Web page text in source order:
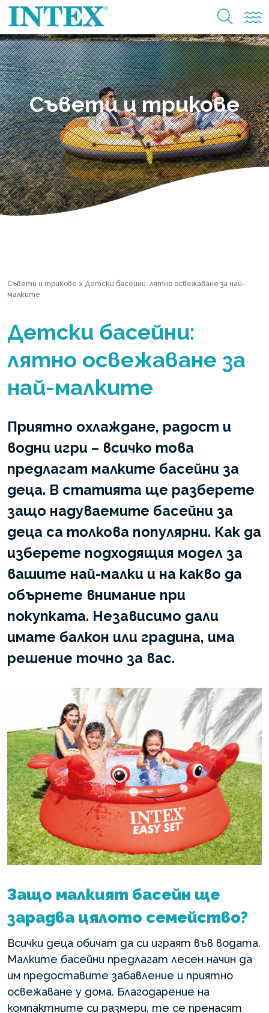
Съвети и трикове
Съвети и трикове > Детски басейни: лятно освежаване за най-
малките
Детски басейни:
лятно освежаване за
най-малките
Приятно охлаждане, радост и
водни игри – всичко това
предлагат малките басейни за
деца. В статията ще разберете
защо надуваемите басейни за
деца са толкова популярни. Как да
изберете подходящия модел за
вашите най-малки и на какво да
обърнете внимание при
покупката. Независимо дали
имате балкон или градина, има
решение точно за вас.
Защо малкият басейн ще
зарадва цялото семейство?
Всички деца обичат да си играят във водата.
Малките басейни предлагат лесен начин да
им предоставите забавление и приятно
освежаване у дома. Благодарение на
компактните си размери, те се пренасят